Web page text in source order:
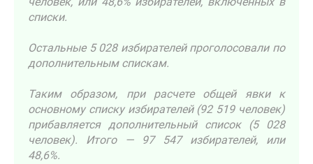
списки.
Остальные 5 028 избирателей проголосовали по
дополнительным спискам.
Таким образом, при расчете общей явки к
основному списку избирателей (92 519 человек)
прибавляется дополнительный список (5 028
человек). Итого — 97 547 избирателей, или
48,6%.